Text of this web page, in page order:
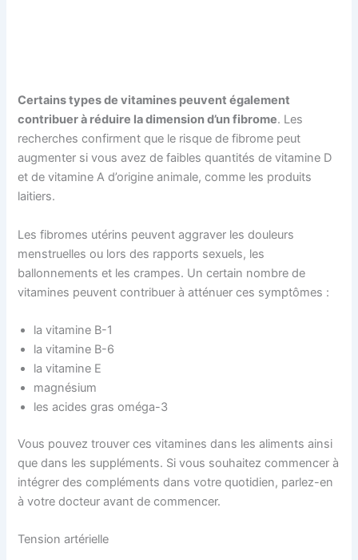
Certains types de vitamines peuvent également
contribuer à réduire la dimension d’un fibrome. Les
recherches confirment que le risque de fibrome peut
augmenter si vous avez de faibles quantités de vitamine D
et de vitamine A d’origine animale, comme les produits
laitiers.
Les fibromes utérins peuvent aggraver les douleurs
menstruelles ou lors des rapports sexuels, les
ballonnements et les crampes. Un certain nombre de
vitamines peuvent contribuer à atténuer ces symptômes :
la vitamine B-1
la vitamine B-6
la vitamine E
magnésium
les acides gras oméga-3
Vous pouvez trouver ces vitamines dans les aliments ainsi
que dans les suppléments. Si vous souhaitez commencer à
intégrer des compléments dans votre quotidien, parlez-en
à votre docteur avant de commencer.
Tension artérielle